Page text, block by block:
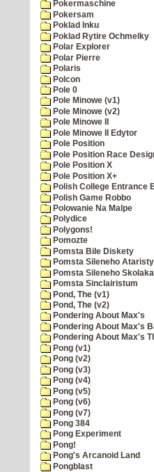
Pokermaschine
Pokersam
Poklad Inku
Poklad Rytire Ochmelky
Polar Explorer
Polar Pierre
Polaris
Polcon
Pole 0
Pole Minowe (v1)
Pole Minowe (v2)
Pole Minowe II
Pole Minowe II Edytor
Pole Position
Pole Position Race
Pole Position X
Pole Position X+
Polish College Entrance
Polish Game Robbo
Polowanie Na Malpe
Polydice
Polygons!
Pomozte
Pomsta Bile Diskety
Pomsta Sileneho Ataristy
Pomsta Sileneho Skolaka
Pomsta Sinclairistum
Pond, The (v1)
Pond, The (v2)
Pondering About Max's
Pondering About Max's
Pondering About Max's
Pong (v1)
Pong (v2)
Pong (v3)
Pong (v4)
Pong (v5)
Pong (v6)
Pong (v7)
Pong 384
Pong Experiment
Pong!
Pong's Arcanoid Land
Pongblast